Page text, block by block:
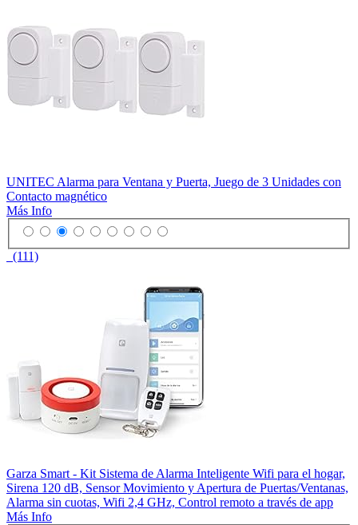
UNITEC Alarma para Ventana y Puerta, Juego de 3 Unidades con
Contacto magnético
Más Info
(111)
Garza Smart - Kit Sistema de Alarma Inteligente Wifi para el hogar,
Sirena 120 dB, Sensor Movimiento y Apertura de Puertas/Ventanas,
Alarma sin cuotas, Wifi 2,4 GHz, Control remoto a través de app
Más Info